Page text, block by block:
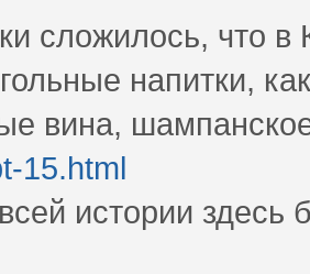
сложилось, что в
напитки,
вина,
15.html
истории здесь